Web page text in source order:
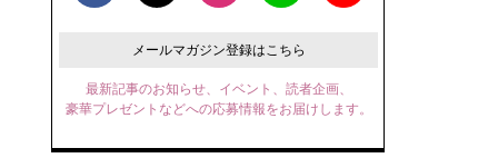
メールマガジン登録はこちら
最新記事のお知らせ、イベント、読者企画、
豪華プレゼントなどへの応募情報をお届けします。